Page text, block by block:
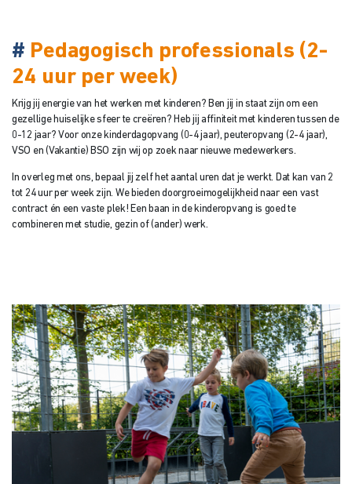
# Pedagogisch professionals (2-
24 uur per week)
Krijg jij energie van het werken met kinderen? Ben jij in staat zijn om een
gezellige huiselijke sfeer te creëren? Heb jij affiniteit met kinderen tussen de
0-12 jaar? Voor onze kinderdagopvang (0-4 jaar), peuteropvang (2-4 jaar),
VSO en (Vakantie) BSO zijn wij op zoek naar nieuwe medewerkers.
In overleg met ons, bepaal jij zelf het aantal uren dat je werkt. Dat kan van 2
tot 24 uur per week zijn. We bieden doorgroeimogelijkheid naar een vast
contract én een vaste plek! Een baan in de kinderopvang is goed te
combineren met studie, gezin of (ander) werk.